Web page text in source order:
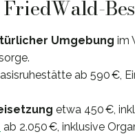
Umgebung im
ab 590 €,
etwa 450 €,
ab 2.050 €, inklusive